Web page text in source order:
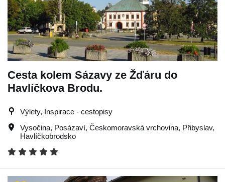
Cesta kolem Sázavy ze Žďáru do
Havlíčkova Brodu.
Výlety, Inspirace - cestopisy
Vysočina, Posázaví, Českomoravská vrchovina, Přibyslav,
Havlíčkobrodsko